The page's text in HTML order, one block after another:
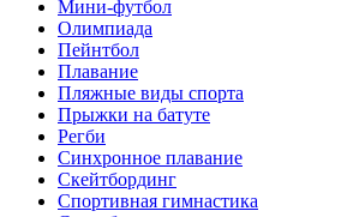
Мини-футбол
Олимпиада
Пейнтбол
Плавание
Пляжные виды спорта
Прыжки на батуте
Регби
Синхронное плавание
Скейтбординг
Спортивная гимнастика